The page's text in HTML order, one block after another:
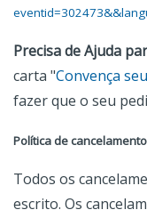
Precisa de Ajuda
carta "Convença
fazer que o seu
Política de cancelamento
Todos os
escrito. Os